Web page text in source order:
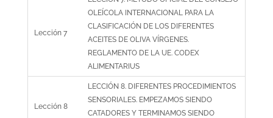
Lección 7
OLEÍCOLA INTERNACIONAL PARA LA
CLASIFICACIÓN DE LOS DIFERENTES
ACEITES DE OLIVA VÍRGENES.
REGLAMENTO DE LA UE. CODEX
ALIMENTARIUS
Lección 8
LECCIÓN 8. DIFERENTES PROCEDIMIENTOS
SENSORIALES. EMPEZAMOS SIENDO
CATADORES Y TERMINAMOS SIENDO